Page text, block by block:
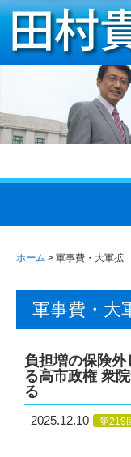
ホーム > 軍事費・大軍拡
軍事費・大
負担増の保険
る高市政権 衆
る
2025.12.10 第219